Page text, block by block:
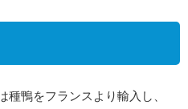
鴨をフランスより輸入し、